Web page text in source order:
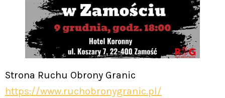
Strona Ruchu Obrony Granic
https://www.ruchobronygranic.pl/